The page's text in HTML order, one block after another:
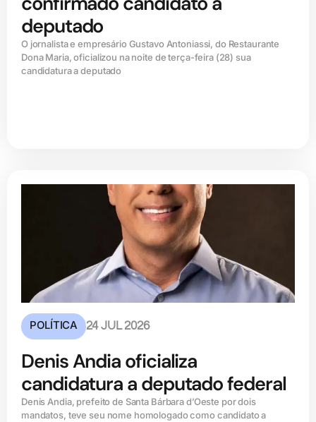
deputado
O jornalista e empresário Gustavo Antoniassi, do Restaurante
Dona Maria, oficializou na noite de terça-feira (28) sua
candidatura a deputado
POLÍTICA 24 JUL 2026
Denis Andia oficializa
candidatura a deputado federal
Denis Andia, prefeito de Santa Bárbara d’Oeste por dois
mandatos, teve seu nome homologado como candidato a